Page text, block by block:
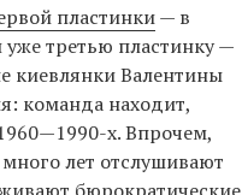
пластинки— в
третью пластинку —
киевлянки Валентины
команда находит,
х. Впрочем,
лет отслушивают
бюрократические